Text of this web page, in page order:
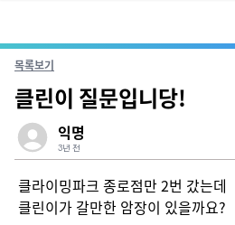
목록보기
클린이 질문입니당!
익명
3년 전
클라이밍파크 종로점만 2번 갔는데
클린이가 갈만한 암장이 있을까요?